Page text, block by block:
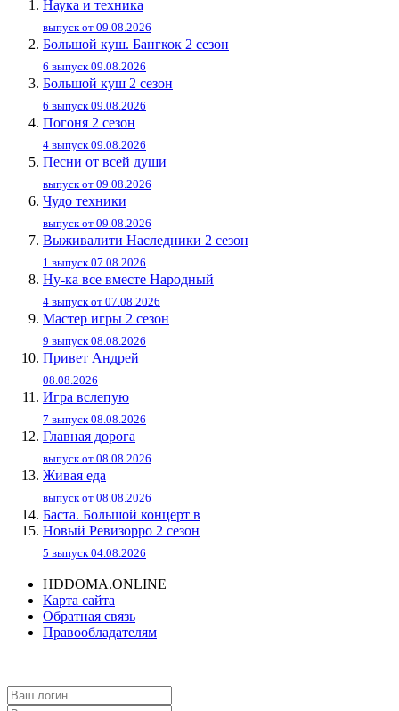
Наука и техника
выпуск от 09.08.2026
Большой куш. Бангкок 2 сезон
6 выпуск 09.08.2026
Большой куш 2 сезон
6 выпуск 09.08.2026
Погоня 2 сезон
4 выпуск 09.08.2026
Песни от всей души
выпуск от 09.08.2026
Чудо техники
выпуск от 09.08.2026
Выживалити Наследники 2 сезон
1 выпуск 07.08.2026
Ну-ка все вместе Народный
4 выпуск от 07.08.2026
Мастер игры 2 сезон
9 выпуск 08.08.2026
Привет Андpей
08.08.2026
Игра вслепую
7 выпуск 08.08.2026
Главная дорога
выпуск от 08.08.2026
Живaя eдa
выпуск от 08.08.2026
Баста. Большой концерт в
Новый Ревизорро 2 сезон
5 выпуск 04.08.2026
HDDOMA.ONLINE
Карта сайта
Обратная связь
Правообладателям